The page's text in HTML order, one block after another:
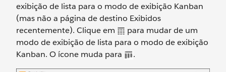
exibição de lista para o modo de exibição Kanban
(mas não a página de destino Exibidos
recentemente). Clique em
para mudar de um
modo de exibição de lista para o modo de exibição
Kanban. O ícone muda para
.